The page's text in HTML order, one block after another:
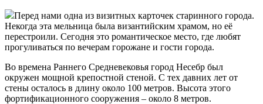
Перед нами одна из визитных карточек старинного города.
Некогда эта мельница была византийским храмом, но её
перестроили. Сегодня это романтическое место, где любят
прогуливаться по вечерам горожане и гости города.
Во времена Раннего Средневековья город Несебр был
окружен мощной крепостной стеной. С тех давних лет от
стены осталось в длину около 100 метров. Высота этого
фортификационного сооружения – около 8 метров.